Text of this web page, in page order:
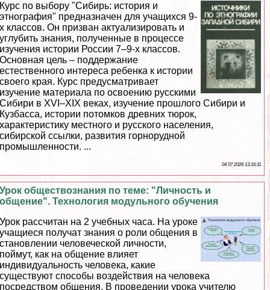
Курс по выбору "Сибирь: история и
этнография" предназначен для учащихся 9-
х классов. Он призван актуализировать и
углубить знания, полученные в процессе
изучения истории России 7–9-х классов.
Основная цель – поддержание
естественного интереса ребенка к истории
своего края. Курс предусматривает
изучение материала по освоению русскими
Сибири в XVI–XIX веках, изучение прошлого Сибири и
Кузбасса, истории потомков древних тюрок,
хаpaктеристику местного и русского населения,
сибирской ссылки, развития горнорудной
промышленности. ...
04 07 2026 13:16:11
Урок обществознания по теме: "Личность и
общение". Технология модульного обучения
Урок рассчитан на 2 учебных часа. На уроке
учащиеся получат знания о роли общения в
становлении человеческой личности,
поймут, как на общение влияет
индивидуальность человека, какие
существуют способы воздействия на человека
посредством общения. В проведении урока учителю